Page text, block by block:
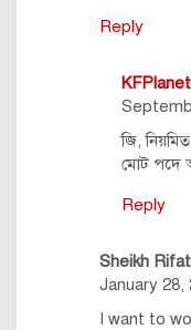
Reply
KFPlanet
জি,
মোট পদে
Reply
Sheikh Rifat
January 28,
I want to